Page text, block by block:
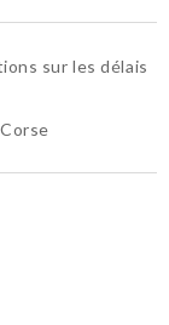
sur les délais